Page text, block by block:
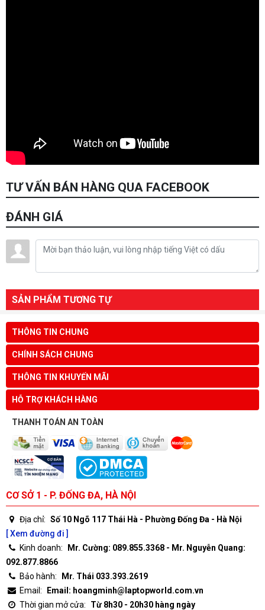
TƯ VẤN BÁN HÀNG QUA FACEBOOK
ĐÁNH GIÁ
SẢN PHẨM TƯƠNG TỰ
THÔNG TIN CHUNG
CHÍNH SÁCH CHUNG
THÔNG TIN KHUYẾN MÃI
HỖ TRỢ KHÁCH HÀNG
THANH TOÁN AN TOÀN
CƠ SỞ 1 - P. ĐỐNG ĐA, HÀ NỘI
Địa chỉ: Số 10 Ngõ 117 Thái Hà - Phường Đống Đa - Hà Nội
[ Xem đường đi ]
Kinh doanh:
Mr. Cường: 089.855.3368 - Mr. Nguyễn Quang:
092.877.8866
Bảo hành:
Mr. Thái 033.393.2619
Email:
Email: hoangminh@laptopworld.com.vn
Thời gian mở cửa:
Từ 8h30 - 20h30 hàng ngày